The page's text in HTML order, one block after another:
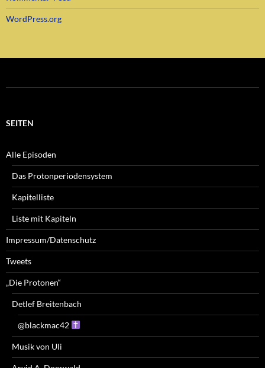
WordPress.org
SEITEN
Alle Episoden
Das Protonperiodensystem
Kapitelliste
Liste mit Kapiteln
Impressum/Datenschutz
Tweets
„Die Protonen“
Detlef Breitenbach
@blackmac42
Musik von Uli